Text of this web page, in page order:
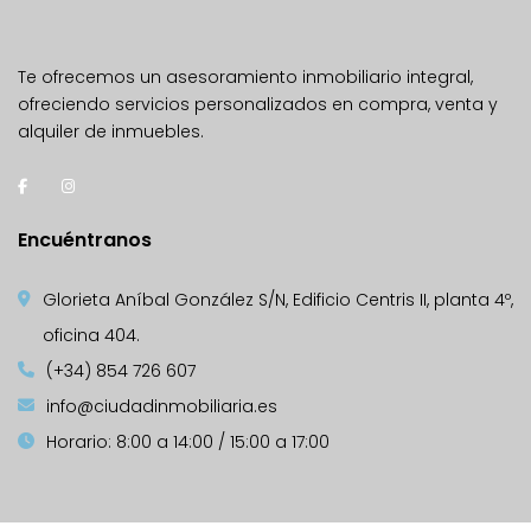
Te ofrecemos un asesoramiento inmobiliario integral,
ofreciendo servicios personalizados en compra, venta y
alquiler de inmuebles.
Encuéntranos
Glorieta Aníbal González S/N, Edificio Centris II, planta 4º,
oficina 404.
(+34) 854 726 607
info@ciudadinmobiliaria.es
Horario: 8:00 a 14:00 / 15:00 a 17:00